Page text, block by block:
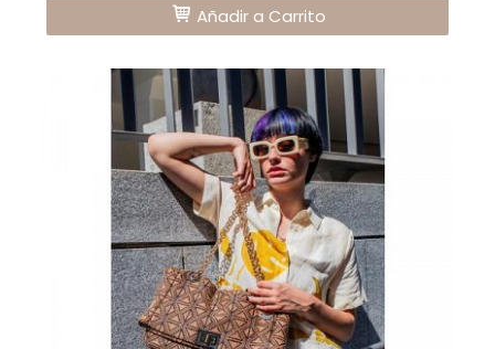
Añadir a Carrito